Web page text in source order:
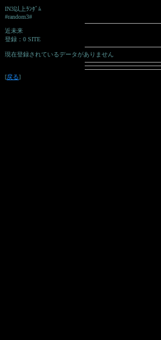
IN3以上ﾗﾝﾀﾞﾑ
#random3#
近未来
登録：0 SITE
現在登録されているデータがありません
[戻る]